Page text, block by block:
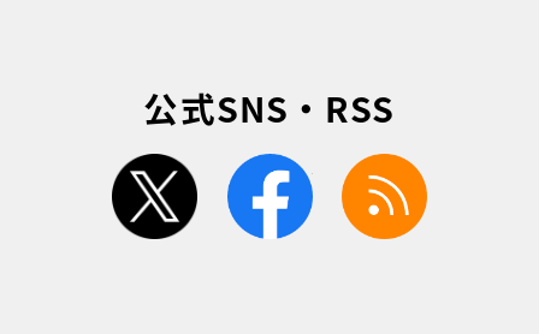
公式SNS・RSS
twitter facebook